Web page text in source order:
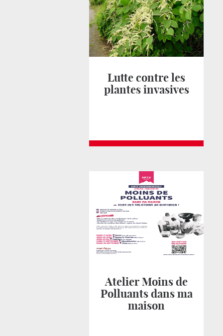
Lutte contre les
plantes invasives
Atelier Moins de
Polluants dans ma
maison